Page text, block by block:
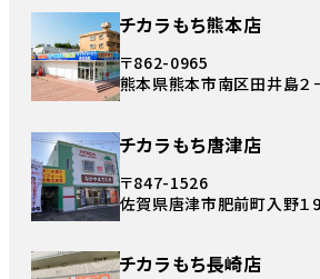
チカラもち熊本店
〒862-0965
熊本県熊本市南区田井島２
チカラもち唐津店
〒847-1526
佐賀県唐津市肥前町入野１９
チカラもち長崎店